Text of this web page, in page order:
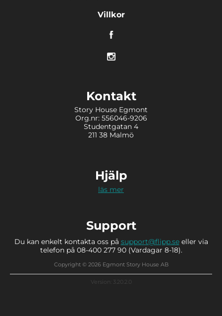
Villkor
Kontakt
Story House Egmont
Org.nr: 556046-9206
Studentgatan 4
211 38 Malmö
Hjälp
läs mer
Support
Du kan enkelt kontakta oss på support@flipp.seeller via
telefon på 08-400 277 90 (Vardagar 8-18).
Copyright © 2026 Egmont Story House AB
Version: 3.20.2.0